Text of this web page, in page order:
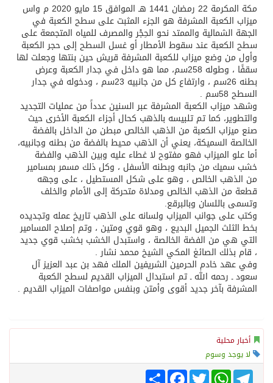
مكة المكرمة 22 رمضان 1441 هـ الموافق 15 مايو 2020 م واس
ميزاب الكعبة المشرفة هو الجزء المثبت على سطح الكعبة في
الجهة الشمالية والممتد نحو الحِجْر والمصرف للمياه المتجمعة على
سطح الكعبة عند سقوط الأمطار أو غسل السطح إلى حجر الكعبة
وأول من وضع ميزاب للكعبة المشرفة قريش حين بنتها وجعلت لها
سقفًا ، وطوله 258سم، مما هو داخل في جدار الكعبة وعرض
بطنه 26سم ، وارتفاع كل من جانبيه 23سم ، ودخوله في جدار
السطح 58سم .
وشهد ميزاب الكعبة المشرفة عبر السنين عدداً من عمليات التجديد
والتطوير، كما تم تلبيسه بالذهب كحال أجزاء الكعبة الأخرى حيث
صنع ميزاب الكعبة من الذهب الخالص مبطن من الداخل بالفضة
الخالصة السميكة، يعني أن الذهب محيط بالفضة من بطنه وجانبيه،
أما علو الميزاب فهو مفتوح لا غطاء عليه وبين الذهب والفضة
خشب سميك من جانبه وبطنه الأسفل ، وكل ذلك مسمر بمسامير
من الذهب الخالص ، وهو على شكل المستطيل ، على وجهه
قطعة من الذهب الخالص ومدلاة متحركة إلى الأمام والخلف
وتسمى باللسان وبالبرقع.
وكتب على جوانب الميزاب ولسانه على الذهب تاريخ عمله وتجديده
بخط الثلث الجميل البديع ، وهو قوي ومتين ، وتم إصلاح المسامير
التي هي من الفضة الخالصة ، واستبدل الخشب بخشب قوي جديد
، قام بذلك الصائغ المكي الشيخ محمد نشار .
وفي عهد خادم الحرمين الشريفين الملك فهد بن عبد العزيز آل
سعود ـ رحمه الله ـ تم استبدال الميزاب القديم لسطح الكعبة
المشرفة بآخر جديد أقوى وأمتن وبنفس مواصفات الميزاب القديم .
أخبار محلية
لا يوجد وسوم
انشر
FacebookTwitter
WhatsAppTelegram